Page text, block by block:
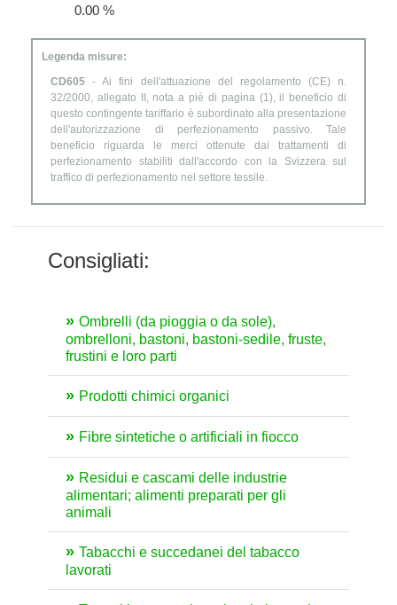
0.00 %
Legenda misure:
CD605 - Ai fini dell'attuazione del regolamento (CE) n.
32/2000, allegato II, nota a piè di pagina (1), il beneficio di
questo contingente tariffario è subordinato alla presentazione
dell'autorizzazione di perfezionamento passivo. Tale
beneficio riguarda le merci ottenute dai trattamenti di
perfezionamento stabiliti dall'accordo con la Svizzera sul
traffico di perfezionamento nel settore tessile.
Consigliati:
Ombrelli (da pioggia o da sole),
ombrelloni, bastoni, bastoni-sedile, fruste,
frustini e loro parti
Prodotti chimici organici
Fibre sintetiche o artificiali in fiocco
Residui e cascami delle industrie
alimentari; alimenti preparati per gli
animali
Tabacchi e succedanei del tabacco
lavorati